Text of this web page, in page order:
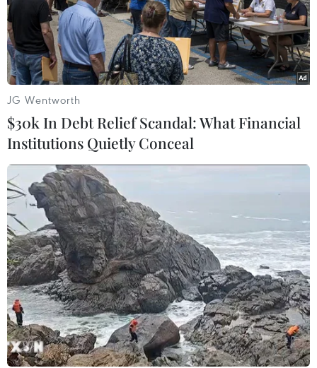
thị trường để kịp thời phát hiện hành vi vi phạm.
Lực Lượng Quản lý Thị trường kiểm tra cửa hàng kinh doanh
vàng tại Hà Nội. (Ảnh: PV/Vietnam+)
Trước tình trạng giá vàng liên tục nhảy múa,
thực hiện yêu cầu của Thủ tướng Phạm Minh
Chính tại Công điện số 23/CĐ-TTg về tăng cường
JG Wentworth
$30k In Debt Relief Scandal: What Financial
Institutions Quietly Conceal